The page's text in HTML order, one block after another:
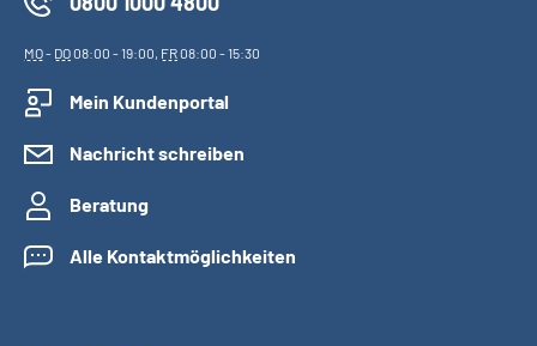
MO- DO08:00 - 19:00, FR08:00 - 15:30
Mein Kundenportal
Nachricht schreiben
Beratung
Alle Kontaktmöglichkeiten